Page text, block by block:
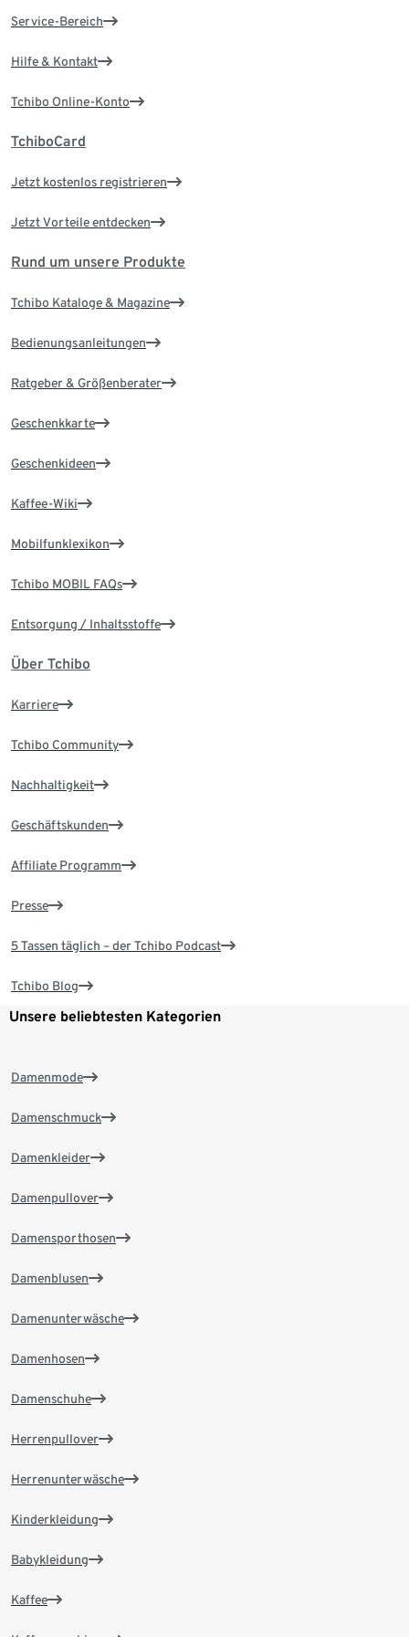
Service-Bereich
Hilfe & Kontakt
Tchibo Online-Konto
TchiboCard
Jetzt kostenlos registrieren
Jetzt Vorteile entdecken
Rund um unsere Produkte
Tchibo Kataloge & Magazine
Bedienungsanleitungen
Ratgeber & Größenberater
Geschenkkarte
Geschenkideen
Kaffee-Wiki
Mobilfunklexikon
Tchibo MOBIL FAQs
Entsorgung / Inhaltsstoffe
Über Tchibo
Karriere
Tchibo Community
Nachhaltigkeit
Geschäftskunden
Affiliate Programm
Presse
5 Tassen täglich – der Tchibo Podcast
Tchibo Blog
Unsere beliebtesten Kategorien
Damenmode
Damenschmuck
Damenkleider
Damenpullover
Damensporthosen
Damenblusen
Damenunterwäsche
Damenhosen
Damenschuhe
Herrenpullover
Herrenunterwäsche
Kinderkleidung
Babykleidung
Kaffee